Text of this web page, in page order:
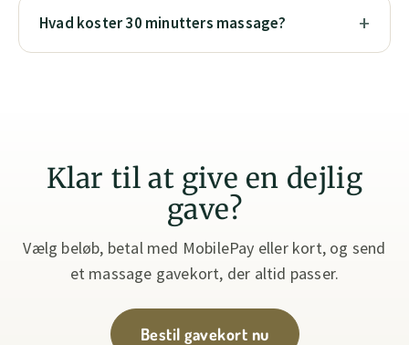
Hvad koster 30 minutters massage?
Klar til at give en dejlig
gave?
Vælg beløb, betal med MobilePay eller kort, og send
et massage gavekort, der altid passer.
Bestil gavekort nu